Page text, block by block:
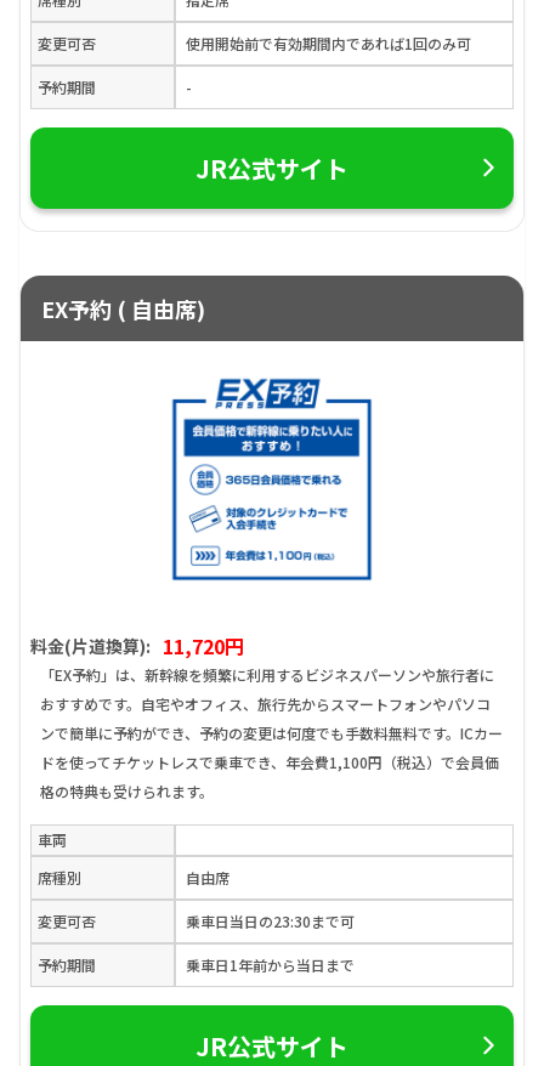
変更可否 使用開始前で有効期間内であれば1回のみ可
予約期間 -
JR公式サイト
EX予約 ( 自由席)
料金(片道換算): 11,720円
「EX予約」は、新幹線を頻繁に利用するビジネスパーソンや旅行者に
おすすめです。自宅やオフィス、旅行先からスマートフォンやパソコ
ンで簡単に予約ができ、予約の変更は何度でも手数料無料です。ICカー
ドを使ってチケットレスで乗車でき、年会費1,100円（税込）で会員価
格の特典も受けられます。
車両
席種別
自由席
変更可否 乗車日当日の23:30まで可
予約期間 乗車日1年前から当日まで
JR公式サイト